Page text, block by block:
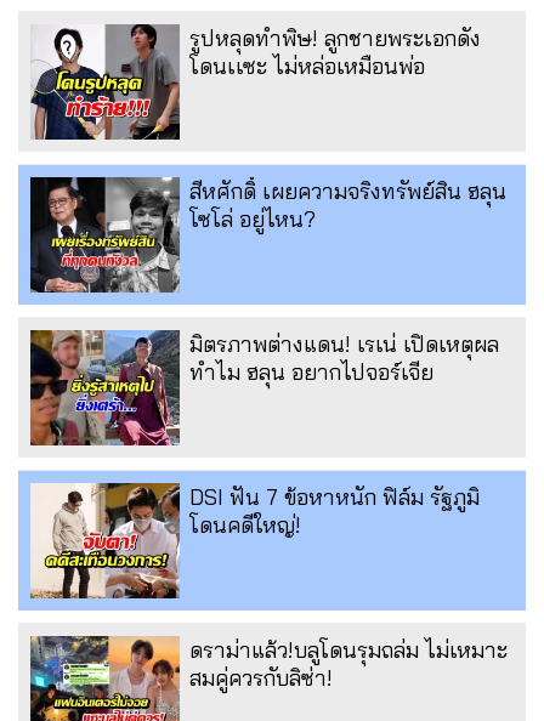
รูปหลุดทำพิษ! ลูกชายพระเอกดัง
โดนเเซะ ไม่หล่อเหมือนพ่อ
สีหศักดิ์ เผยความจริงทรัพย์สิน ฮลุน
โซโล่ อยู่ไหน?
มิตรภาพต่างแดน! เรเน่ เปิดเหตุผล
ทำไม ฮลุน อยากไปจอร์เจีย
DSI ฟัน 7 ข้อหาหนัก ฟิล์ม รัฐภูมิ
โดนคดีใหญ่!
ดราม่าแล้ว!บลูโดนรุมถล่ม ไม่เหมาะ
สมคู่ควรกับลิซ่า!